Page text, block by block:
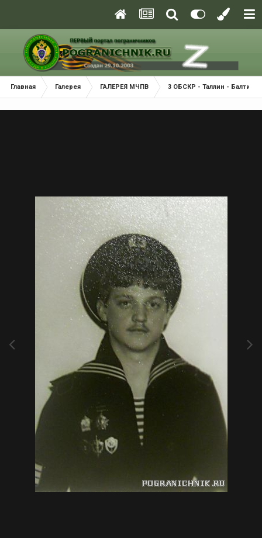
Главная Галерея ГАЛЕРЕЯ МЧПВ 3 ОБСКР - Таллин - Балтийск